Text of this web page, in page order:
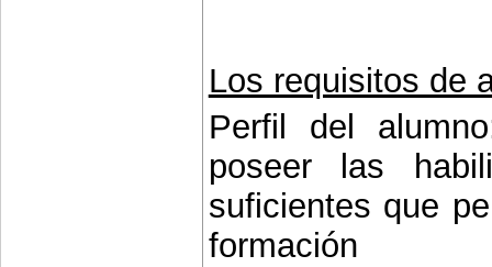
Los requisitos de
Perfil del
poseer las
suficientes que
formación